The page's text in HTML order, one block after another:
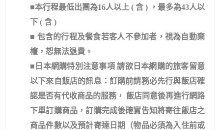
■本行程最低出團為16人以上 ( 含 ) ，最多為43人以
下 ( 含 )
■ 包含的行程及餐食若客人不參加者，視為自動棄
權，恕無法退費。
■日本網購特別注意事項 請欲日本網購的旅客留意
以下來自飯店的訊息：訂購前請務必先行與飯店確
認是否有代收商品的服務， 飯店同意後再進行網路
下單訂購商品，訂購完成後確實告知將寄往飯店之
商品件數以及預計寄達日期（物品必須為入住前或